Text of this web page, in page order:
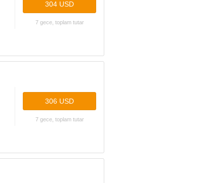
304 USD
7 gece, toplam tutar
306 USD
7 gece, toplam tutar